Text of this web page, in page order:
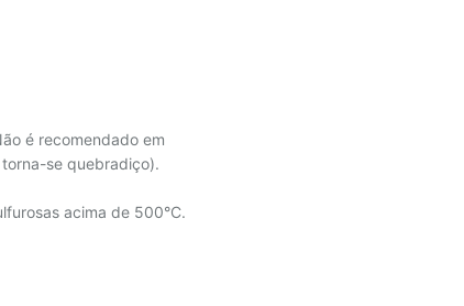
é recomendado em
se quebradiço).
acima de 500°C.